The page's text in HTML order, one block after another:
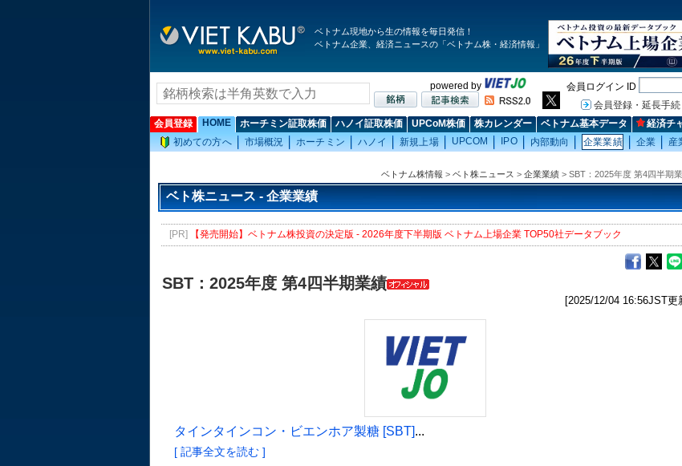
ベトナム現地から生の情報を毎日発信！
ベトナム企業、経済ニュースの「ベトナム株・経済情報」
powered by 会員ログイン ID
会員登録・延長手続
会員登録
HOME ホーチミン証取株価 ハノイ証取株価 UPCoM株価 株カレンダー ベトナム基本データ 経済チ
初めての方へ
市場概況 ホーチミン ハノイ 新規上場 UPCOM IPO 内部動向 企業業績 企業 産
ベトナム株情報 > ベト株ニュース > 企業業績 > SBT：2025年度 第4四半期
ベト株ニュース - 企業業績
[PR] 【発売開始】ベトナム株投資の決定版 - 2026年度下半期版 ベトナム上場企業 TOP50社データブック
SBT：2025年度 第4四半期業績
[2025/12/04 16:56JST更
タインタインコン・ビエンホア製糖 [SBT]...
[ 記事全文を読む ]